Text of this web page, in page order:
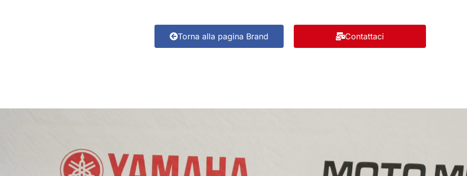
Torna alla pagina Brand Contattaci